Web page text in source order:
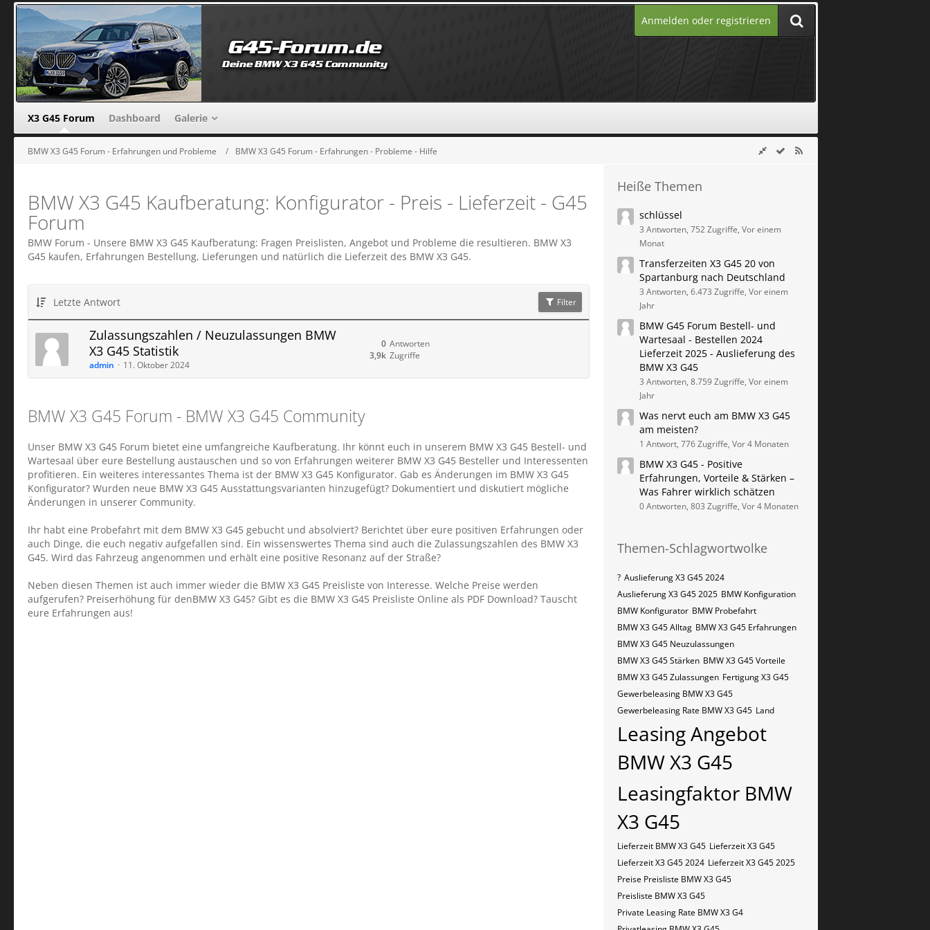
Anmelden oder registrieren
X3 G45 Forum Dashboard Galerie
BMW X3 G45 Forum - Erfahrungen und Probleme BMW X3 G45 Forum - Erfahrungen - Probleme - Hilfe
BMW X3 G45 Kaufberatung: Konfigurator - Preis - Lieferzeit - G45
Forum
BMW Forum - Unsere BMW X3 G45 Kaufberatung: Fragen Preislisten, Angebot und Probleme die resultieren. BMW X3
G45 kaufen, Erfahrungen Bestellung, Lieferungen und natürlich die Lieferzeit des BMW X3 G45.
Letzte Antwort Filter
Zulassungszahlen / Neuzulassungen BMW
X3 G45 Statistik
admin 11. Oktober 2024
Antworten
0
Zugriffe
3,9k
BMW X3 G45 Forum - BMW X3 G45 Community
Unser BMW X3 G45 Forum bietet eine umfangreiche Kaufberatung. Ihr könnt euch in unserem BMW X3 G45 Bestell- und
Wartesaal über eure Bestellung austauschen und so von Erfahrungen weiterer BMW X3 G45 Besteller und Interessenten
profitieren. Ein weiteres interessantes Thema ist der BMW X3 G45 Konfigurator. Gab es Änderungen im BMW X3 G45
Konfigurator? Wurden neue BMW X3 G45 Ausstattungsvarianten hinzugefügt? Dokumentiert und diskutiert mögliche
Änderungen in unserer Community.
Ihr habt eine Probefahrt mit dem BMW X3 G45 gebucht und absolviert? Berichtet über eure positiven Erfahrungen oder
auch Dinge, die euch negativ aufgefallen sind. Ein wissenswertes Thema sind auch die Zulassungszahlen des BMW X3
G45. Wird das Fahrzeug angenommen und erhält eine positive Resonanz auf der Straße?
Neben diesen Themen ist auch immer wieder die BMW X3 G45 Preisliste von Interesse. Welche Preise werden
aufgerufen? Preiserhöhung für denBMW X3 G45? Gibt es die BMW X3 G45 Preisliste Online als PDF Download? Tauscht
eure Erfahrungen aus!
Heiße Themen
schlüssel
3 Antworten, 752 Zugriffe, Vor einem
Monat
Transferzeiten X3 G45 20 von
Spartanburg nach Deutschland
3 Antworten, 6.473 Zugriffe, Vor einem
Jahr
BMW G45 Forum Bestell- und
Wartesaal - Bestellen 2024
Lieferzeit 2025 - Auslieferung des
BMW X3 G45
3 Antworten, 8.759 Zugriffe, Vor einem
Jahr
Was nervt euch am BMW X3 G45
am meisten?
1 Antwort, 776 Zugriffe, Vor 4 Monaten
BMW X3 G45 - Positive
Erfahrungen, Vorteile & Stärken –
Was Fahrer wirklich schätzen
0 Antworten, 803 Zugriffe, Vor 4 Monaten
Themen-Schlagwortwolke
? Auslieferung X3 G45 2024
Auslieferung X3 G45 2025 BMW Konfiguration
BMW Konfigurator BMW Probefahrt
BMW X3 G45 Alltag BMW X3 G45 Erfahrungen
BMW X3 G45 Neuzulassungen
BMW X3 G45 Stärken BMW X3 G45 Vorteile
BMW X3 G45 Zulassungen Fertigung X3 G45
Gewerbeleasing BMW X3 G45
Gewerbeleasing Rate BMW X3 G45 Land
Leasing Angebot
BMW X3 G45
Leasingfaktor BMW
X3 G45
Lieferzeit BMW X3 G45 Lieferzeit X3 G45
Lieferzeit X3 G45 2024 Lieferzeit X3 G45 2025
Preise Preisliste BMW X3 G45
Preisliste BMW X3 G45
Private Leasing Rate BMW X3 G4